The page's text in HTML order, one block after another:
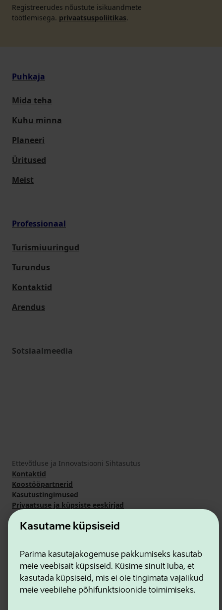
Kasutame küpsiseid
Parima kasutajakogemuse pakkumiseks kasutab
meie veebisait küpsiseid. Küsime sinult luba, et
kasutada küpsiseid, mis ei ole tingimata vajalikud
meie veebilehe põhifunktsioonide toimimiseks.
Registreerudes nõustute isikuandmete
töötlemisega. privaatsuspoliitikas.
Puhkaja
Mida teha
Kuhu minna
Planeeri
Üritused
Meist
Professionaal
Turismiuuringud
Turundus
Kontaktid
Arendus
Sotsiaalmeedia
Ettevõtluse ja Innovatsiooni Sihtasutus
Kontaktid
Koostööpartnerid
Kasutustingimused
Privaatsuse ja küpsiste eeskirjad